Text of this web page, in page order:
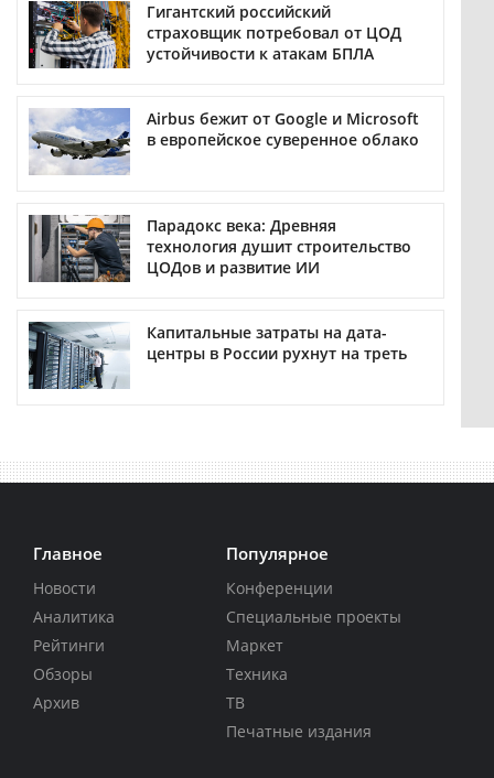
Гигантский российский
страховщик потребовал от ЦОД
устойчивости к атакам БПЛА
Airbus бежит от Google и Microsoft
в европейское суверенное облако
Парадокс века: Древняя
технология душит строительство
ЦОДов и развитие ИИ
Капитальные затраты на дата-
центры в России рухнут на треть
Главное
Новости
Аналитика
Рейтинги
Обзоры
Архив
Популярное
Конференции
Специальные проекты
Маркет
Техника
ТВ
Печатные издания